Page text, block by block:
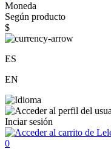
Moneda
Según producto
$
ES
EN
Inciar sesión
0